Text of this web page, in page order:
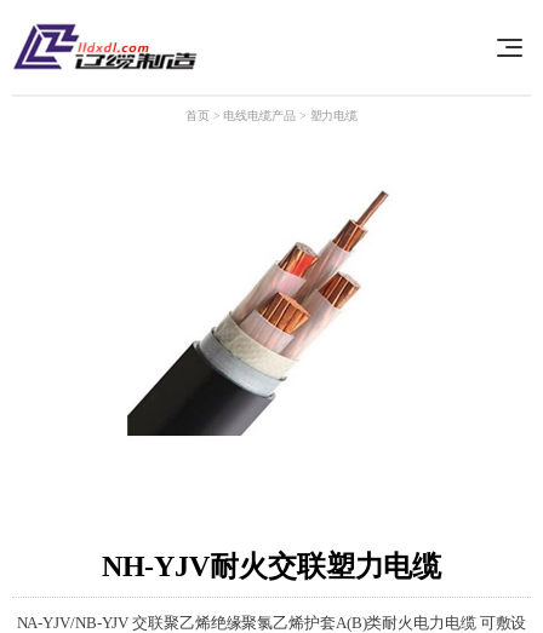
首页>电线电缆产品> 塑力电缆
NH-YJV耐火交联塑力电缆
NA-YJV/NB-YJV 交联聚乙烯绝缘聚氯乙烯护套A(B)类耐火电力电缆 可敷设